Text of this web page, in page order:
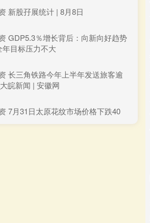
新股孖展统计 | 8月8日
GDP5.3％增长背后：向新向好趋势
目标压力不大
长三角铁路今年上半年发送旅客逾
皖新闻 | 安徽网
7月31日太原花纹市场价格下跌40